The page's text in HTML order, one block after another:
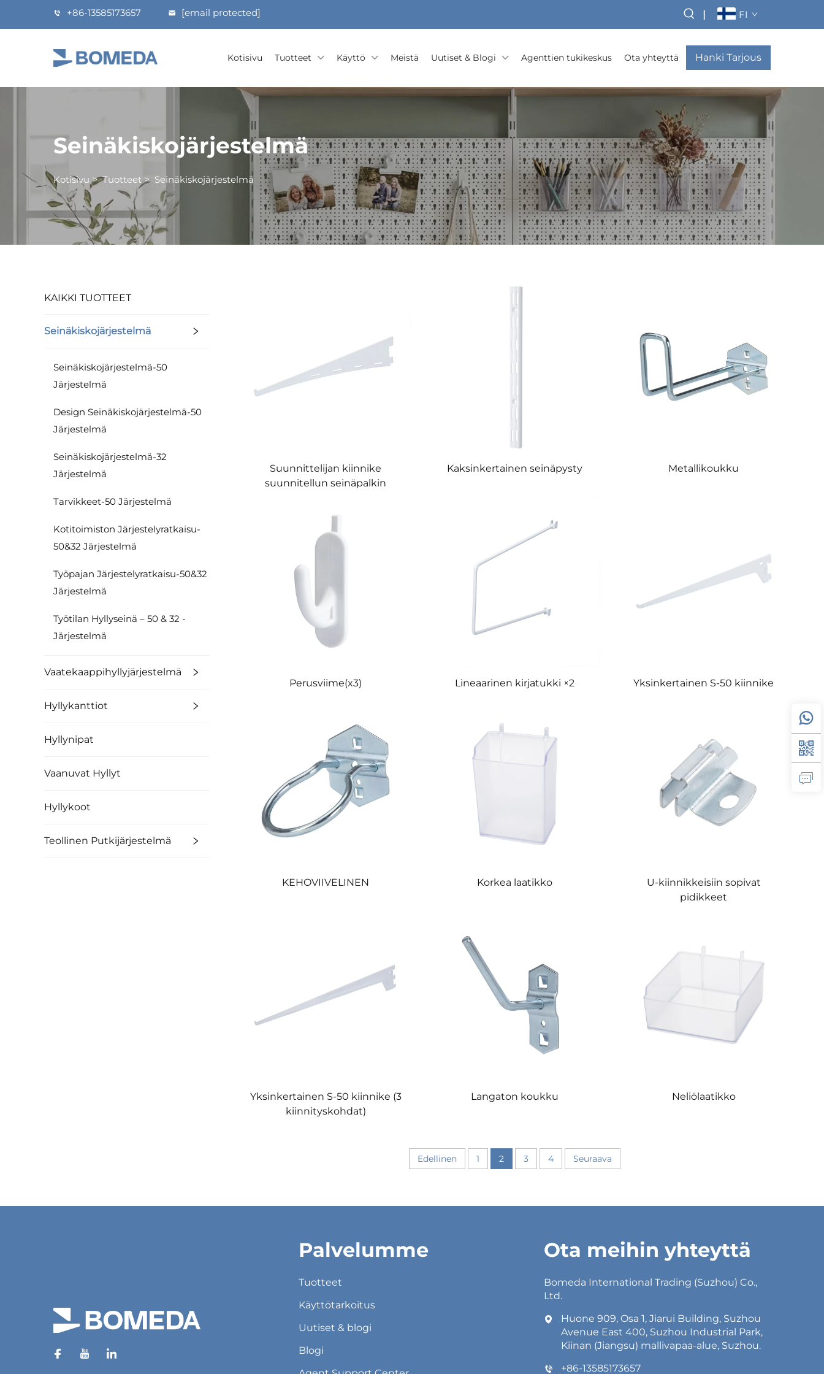
+86-13585173657 [email protected] | FI
Kotisivu Tuotteet Käyttö Meistä Uutiset & Blogi Agenttien tukikeskus Ota yhteyttä Hanki Tarjous
Seinäkiskojärjestelmä
Kotisivu >Tuotteet> Seinäkiskojärjestelmä
KAIKKI TUOTTEET
Seinäkiskojärjestelmä
Seinäkiskojärjestelmä-50
Järjestelmä
Design Seinäkiskojärjestelmä-50
Järjestelmä
Seinäkiskojärjestelmä-32
Järjestelmä
Tarvikkeet-50 Järjestelmä
Kotitoimiston Järjestelyratkaisu-
50&32 Järjestelmä
Työpajan Järjestelyratkaisu-50&32
Järjestelmä
Työtilan Hyllyseinä – 50 & 32 -
Järjestelmä
Vaatekaappihyllyjärjestelmä
Hyllykanttiot
Hyllynipat
Vaanuvat Hyllyt
Hyllykoot
Teollinen Putkijärjestelmä
Suunnittelijan kiinnike
suunnitellun seinäpalkin
Kaksinkertainen seinäpysty Metallikoukku
Perusviime(x3) Lineaarinen kirjatukki ×2 Yksinkertainen S-50 kiinnike
KEHOVIIVELINEN Korkea laatikko
U-kiinnikkeisiin sopivat
pidikkeet
Yksinkertainen S-50 kiinnike (3
kiinnityskohdat)
Langaton koukku Neliölaatikko
Edellinen 1 2 3 4 Seuraava
Palvelumme
Tuotteet
Käyttötarkoitus
Uutiset & blogi
Blogi
Ota meihin yhteyttä
Bomeda International Trading (Suzhou) Co.,
Ltd.
Huone 909, Osa 1, Jiarui Building, Suzhou
Avenue East 400, Suzhou Industrial Park,
Kiinan (Jiangsu) mallivapaa-alue, Suzhou.
+86-13585173657